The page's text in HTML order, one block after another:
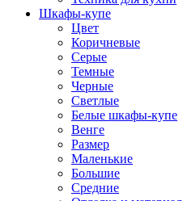
Шкафы-купе
Цвет
Коричневые
Серые
Темные
Черные
Светлые
Белые шкафы-купе
Венге
Размер
Маленькие
Большие
Средние